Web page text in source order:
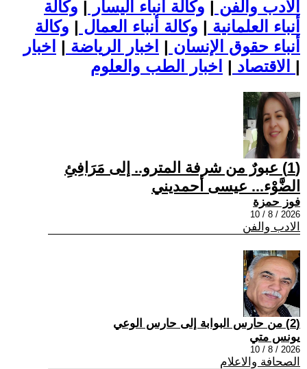
الأدب والفن | وكالة أنباء اليسار | وكالة
أنباء العلمانية | وكالة أنباء العمال | وكالة
أنباء حقوق الإنسان | اخبار الرياضة | اخبار
الاقتصاد | |
(1) عبورٌ من شرفة المترو.. إلى مَرَافِئِ
الضَّوْء... عيسى أحمديني
فوز حمزة
2026 / 8 / 10
الادب والفن
(2) من حارس البوابة إلى حارس الوعي
يونس متي
2026 / 8 / 10
الصحافة والاعلام